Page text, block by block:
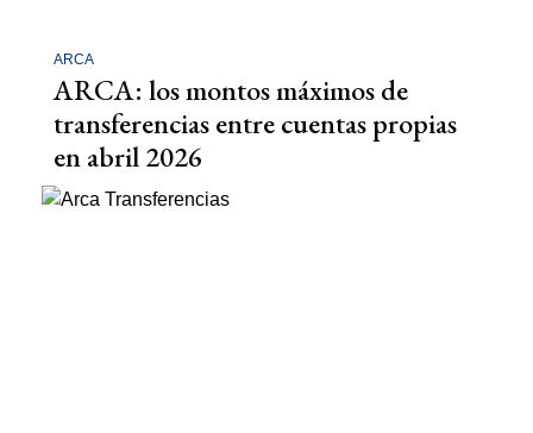
ARCA
ARCA: los montos máximos de
transferencias entre cuentas propias
en abril 2026